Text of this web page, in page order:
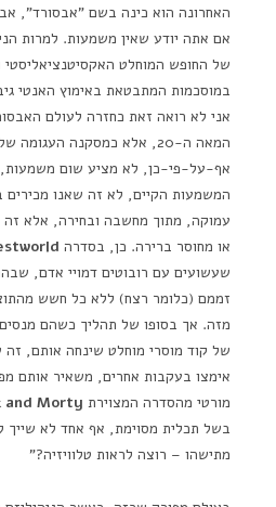
האחרונה הוא כינה בשם "אבסורד",
אם אתה יודע שאין משמעות. למרות
של החופש המוחלט האקסיטנציאליסטי
במוסכמות המתבטאת באימוץ האנטי
אני לא רואה זאת כחזרה לעולם
המאה ה-20, אלא כמסקנה
אף-על-פי-כן, לא מציע שום משמעות,
המשמעות הקיים, לא זה שאנו מכירים
עמוקה, מתוך מחשבה ובחירה, אלא זה
או מחוסר ברירה. כן, בסדרה
שעשועים עם רובוטים דמויי אדם,
זממם (כלומר רצח) ללא כל חשש
מזה. אך בסופו של תהליך כשהם
של קוד מוסרי מוחלט שינחה אותם,
אימצו בעקבות אחרים, משאיר אותם
מורטי מהסדרה המצוירת and Morty
בשל תכלית מסוימת, אף אחד לא שייך
מתישהו – רוצה לראות טלוויזיה?"